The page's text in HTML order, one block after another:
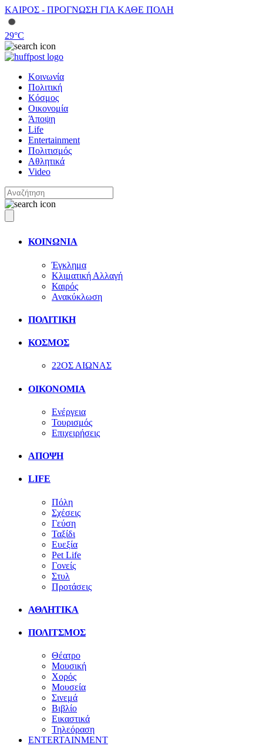
ΚΑΙΡΟΣ - ΠΡΟΓΝΩΣΗ ΓΙΑ ΚΑΘΕ ΠΟΛΗ
29°C
Κοινωνία
Πολιτική
Κόσμος
Οικονομία
Άποψη
Life
Entertainment
Πολιτισμός
Αθλητικά
Video
ΚΟΙΝΩΝΙΑ
Έγκλημα
Κλιματική Αλλαγή
Καιρός
Ανακύκλωση
ΠΟΛΙΤΙΚΗ
ΚΟΣΜΟΣ
22ΟΣ ΑΙΩΝΑΣ
ΟΙΚΟΝΟΜΙΑ
Ενέργεια
Τουρισμός
Επιχειρήσεις
ΑΠΟΨΗ
LIFE
Πόλη
Σχέσεις
Γεύση
Ταξίδι
Ευεξία
Pet Life
Γονείς
Στυλ
Προτάσεις
ΑΘΛΗΤΙΚΑ
ΠΟΛΙΤΣΜΟΣ
Θέατρο
Μουσική
Χορός
Μουσεία
Σινεμά
Βιβλίο
Εικαστικά
Τηλεόραση
ENTERTAINMENT